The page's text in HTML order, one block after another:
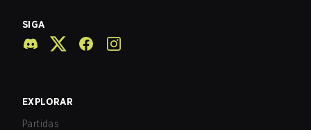
SIGA
EXPLORAR
Partidas